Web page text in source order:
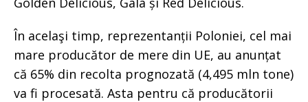
În acelaşi timp, reprezentanții Poloniei, cel mai
mare producător de mere din UE, au anunțat
că 65% din recolta prognozată (4,495 mln tone)
va fi procesată. Asta pentru că producătorii